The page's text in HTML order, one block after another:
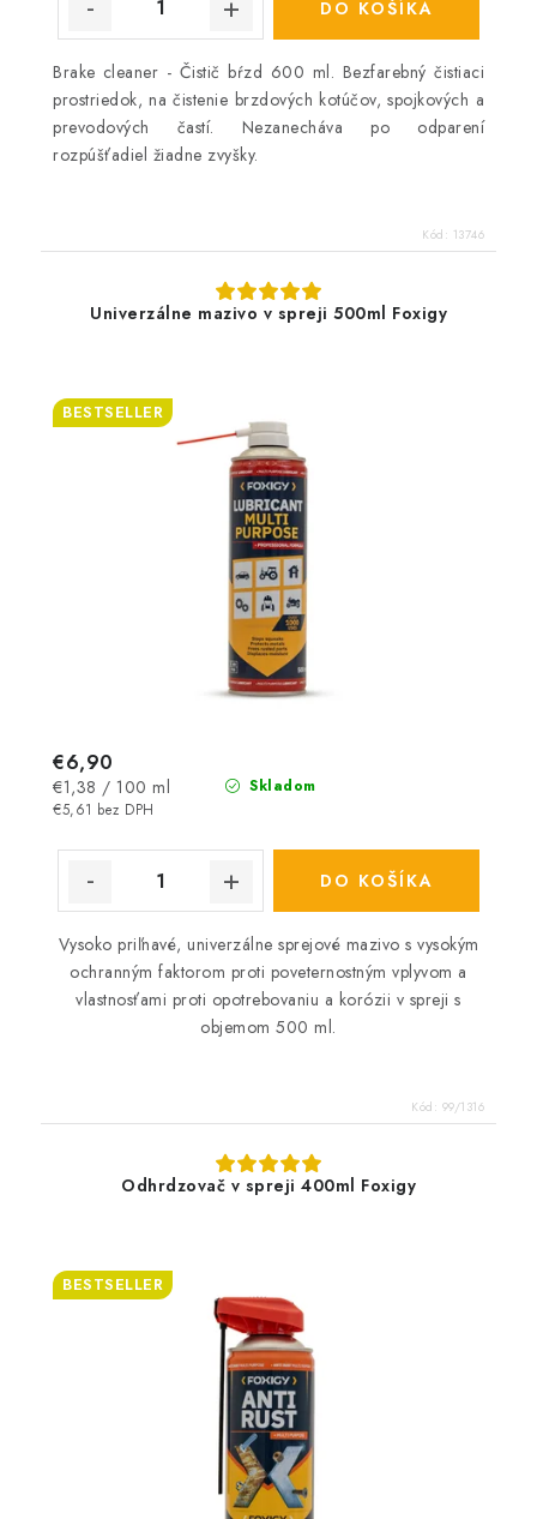
DO KOŠÍKA
Brake cleaner - Čistič bŕzd 600 ml. Bezfarebný čistiaci
prostriedok, na čistenie brzdových kotúčov, spojkových a
prevodových častí. Nezanecháva po odparení
rozpúšťadiel žiadne zvyšky.
Kód: 13746
Univerzálne mazivo v spreji 500ml Foxigy
BESTSELLER
Skladom
€5,61 bez DPH
€6,90
Jednotková
cena:
€1,38 / 100 ml
DO KOŠÍKA
Vysoko priľnavé, univerzálne sprejové mazivo s vysokým
ochranným faktorom proti poveternostným vplyvom a
vlastnosťami proti opotrebovaniu a korózii v spreji s
objemom 500 ml.
Kód: 99/1316
Odhrdzovač v spreji 400ml Foxigy
BESTSELLER